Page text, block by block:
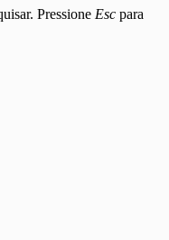
Pressione Esc para